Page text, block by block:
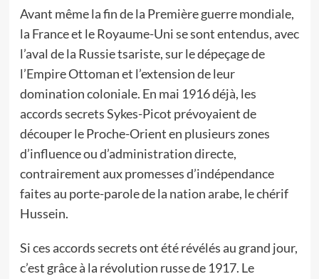
Avant même la fin de la Première guerre mondiale,
la France et le Royaume-Uni se sont entendus, avec
l’aval de la Russie tsariste, sur le dépeçage de
l’Empire Ottoman et l’extension de leur
domination coloniale. En mai 1916 déjà, les
accords secrets Sykes-Picot prévoyaient de
découper le Proche-Orient en plusieurs zones
d’influence ou d’administration directe,
contrairement aux promesses d’indépendance
faites au porte-parole de la nation arabe, le chérif
Hussein.
Si ces accords secrets ont été révélés au grand jour,
c’est grâce à la révolution russe de 1917. Le